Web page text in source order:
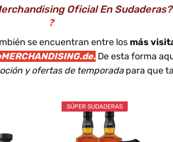
Oficial En Sudaderas?
❓
se encuentran entre los más
De esta forma
y ofertas de temporadapara que
SÚPER SUDADERAS